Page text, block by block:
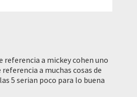
referencia a mickey cohen uno
a muchas cosas de
5 serian poco para lo buena